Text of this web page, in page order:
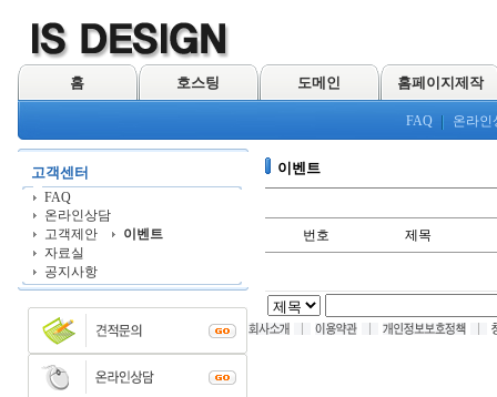
홈 호스팅 도메인 홈페이지제작
FAQ 온라인
고객센터
FAQ
온라인상담
고객제안
이벤트
자료실
공지사항
이벤트
번호 제목